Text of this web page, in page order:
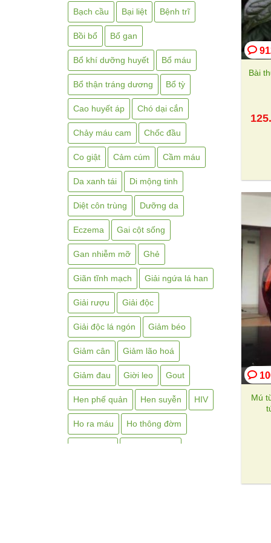
Bạch cầu Bại liệt Bệnh trĩ
Bồi bổ Bổ gan
Bổ khí dưỡng huyết Bổ máu
Bổ thận tráng dương Bổ tỳ
Cao huyết áp Chó dại cắn
Chảy máu cam Chốc đầu
Co giật Cảm cúm Cầm máu
Da xanh tái Di mộng tinh
Diệt côn trùng Dưỡng da
Eczema Gai cột sống
Gan nhiễm mỡ Ghẻ
Giãn tĩnh mạch Giải ngứa lá han
Giải rượu Giải độc
Giải độc lá ngón Giảm béo
Giảm cân Giảm lão hoá
Giảm đau Giời leo Gout
Hen phế quản Hen suyễn HIV
Ho ra máu Ho thông đờm
Bài
Mú